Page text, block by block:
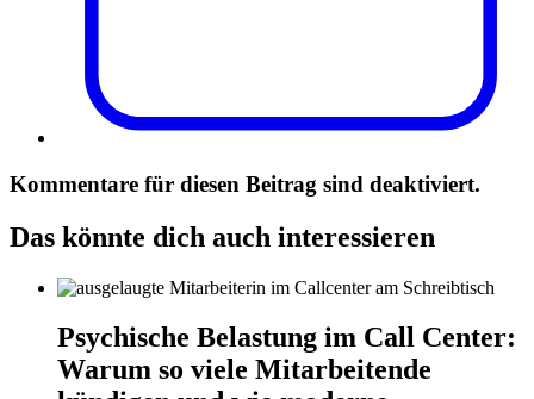
Kommentare für diesen Beitrag sind deaktiviert.
Das könnte dich auch interessieren
Psychische Belastung im Call Center:
Warum so viele Mitarbeitende